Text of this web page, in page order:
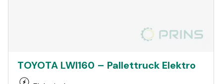
TOYOTA LWI160 – Pallettruck Elektro